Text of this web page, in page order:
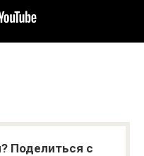
Поделиться с